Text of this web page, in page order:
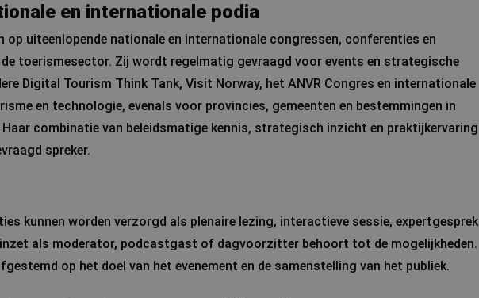
en internationale podia
op uiteenlopende nationale en internationale congressen, conferenties en
de toerismesector. Zij wordt regelmatig gevraagd voor events en strategische
Digital Tourism Think Tank, Visit Norway, het ANVR Congres en internationale
en technologie, evenals voor provincies, gemeenten en bestemmingen in
Haar combinatie van beleidsmatige kennis, strategisch inzicht en praktijkervaring
spreker.
kunnen worden verzorgd als plenaire lezing, interactieve sessie, expertgesprek
als moderator, podcastgast of dagvoorzitter behoort tot de mogelijkheden.
op het doel van het evenement en de samenstelling van het publiek.